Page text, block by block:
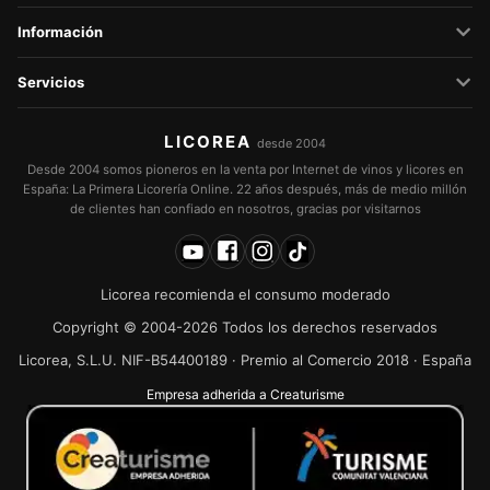
Información
Servicios
LICOREA desde 2004
Desde 2004 somos pioneros en la venta por Internet de vinos y licores en
España: La Primera Licorería Online. 22 años después, más de medio millón
de clientes han confiado en nosotros, gracias por visitarnos
Licorea recomienda el consumo moderado
Copyright © 2004-2026 Todos los derechos reservados
Licorea, S.L.U. NIF-B54400189 · Premio al Comercio 2018 · España
Empresa adherida a Creaturisme